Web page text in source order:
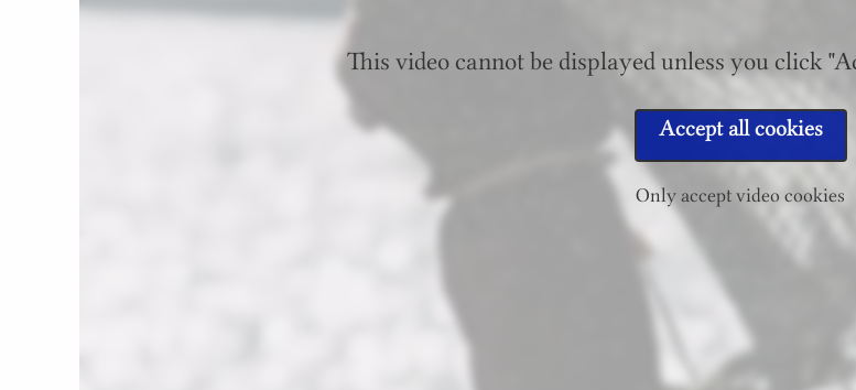
This video cannot be displayed unless you click
Accept all cookies
Only accept video cookies